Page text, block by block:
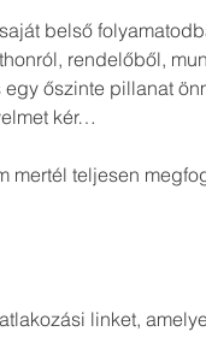
belső
rendelőből,
őszinte pillanat
kér…
mertél teljesen
linket,